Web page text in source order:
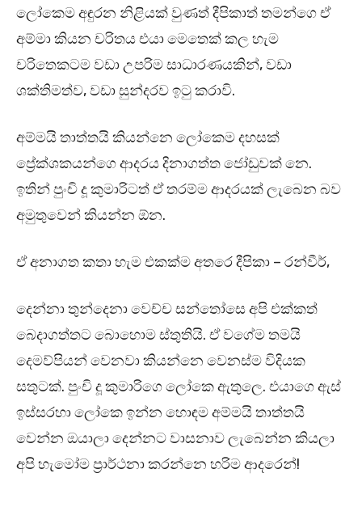
ලෝකෙම අඳුරන නිළියක් වුණත් දීපිකාත් තමන්ගෙ ඒ
අම්මා කියන චරිතය එයා මෙතෙක් කල හැම
චරිතෙකටම වඩා උපරිම සාධාරණයකින්, වඩා
ශක්තිමත්ව, වඩා සුන්දරව ඉටු කරාවි.
අම්මයි තාත්තයි කියන්නෙ ලෝකෙම දහසක්
ප්‍රේක්ශකයන්ගෙ ආදරය දිනාගත්ත ජෝඩුවක් නෙ.
ඉතින් පුංචි දූ කුමාරිටත් ඒ තරම්ම ආදරයක් ලැබෙන බව
අමුතුවෙන් කියන්න ඕන.
ඒ අනාගත කතා හැම එකක්ම අතරෙ දීපිකා – රන්වීර්,
දෙන්නා තුන්දෙනා වෙච්ච සන්තෝසෙ අපි එක්කත්
බෙදාගත්තට බොහොම ස්තුතියි. ඒ වගේම තමයි
දෙමව්පියන් වෙනවා කියන්නෙ වෙනස්ම විදියක
සතුටක්. පුංචි දූ කුමාරිගෙ ලෝකෙ ඇතුලෙ. එයාගෙ ඇස්
ඉස්සරහා ලෝකෙ ඉන්න හොඳම අම්මයි තාත්තයි
වෙන්න ඔයාලා දෙන්නට වාසනාව ලැබෙන්න කියලා
අපි හැමෝම ප්‍රාර්ථනා කරන්නෙ හරිම ආදරෙන්!